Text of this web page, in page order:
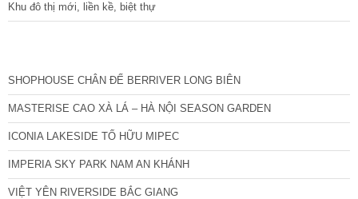
Khu đô thị mới, liền kề, biệt thự
SHOPHOUSE CHÂN ĐẾ BERRIVER LONG BIÊN
MASTERISE CAO XÀ LÁ – HÀ NỘI SEASON GARDEN
ICONIA LAKESIDE TỐ HỮU MIPEC
IMPERIA SKY PARK NAM AN KHÁNH
VIỆT YÊN RIVERSIDE BẮC GIANG